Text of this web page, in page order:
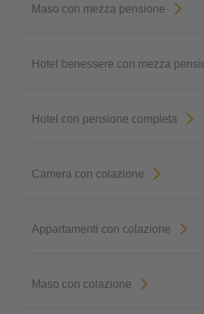
Maso con mezza pensione
Hotel benessere con mezza
Hotel con pensione completa
Camera con colazione
Appartamenti con colazione
Maso con colazione